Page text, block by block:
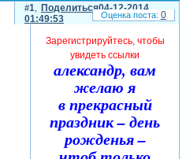
Поделиться
1
04-12-2014
01:49:53
Зарегистрируйтесь, чтобы
увидеть ссылки
александр, вам
желаю я
в прекрасный
праздник – день
рожденья –
0